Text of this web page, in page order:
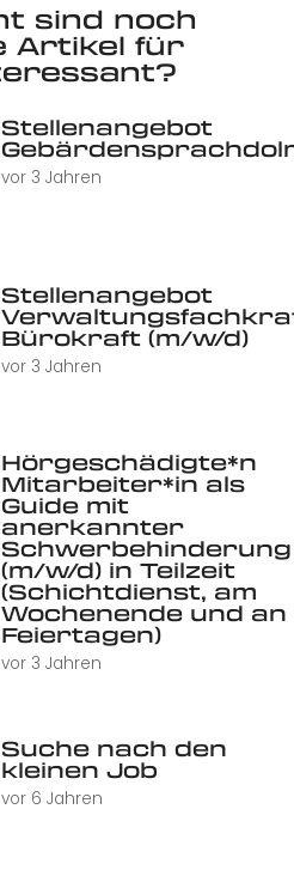
sind noch
Artikel für
Stellenangebot
vor 3 Jahren
Stellenangebot
Bürokraft (m/w/d)
vor 3 Jahren
Hörgeschädigte*n
Mitarbeiter*in als
Guide mit
anerkannter
Schwerbehinderung
(m/w/d) in Teilzeit
(Schichtdienst, am
Wochenende und an
Feiertagen)
vor 3 Jahren
Suche nach den
kleinen Job
vor 6 Jahren